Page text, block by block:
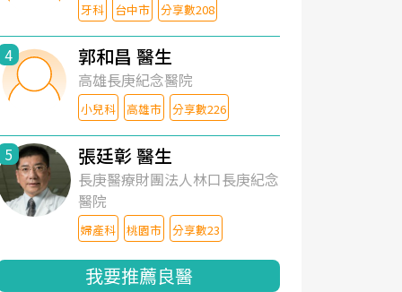
牙科 台中市 分享數208
4 郭和昌 醫生
高雄長庚紀念醫院
小兒科 高雄市 分享數226
5 張廷彰 醫生
長庚醫療財團法人林口長庚紀念
醫院
婦產科 桃園市 分享數23
我要推薦良醫